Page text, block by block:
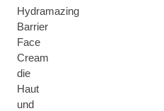
Hydramazing
Barrier
Face
Cream
die
Haut
und